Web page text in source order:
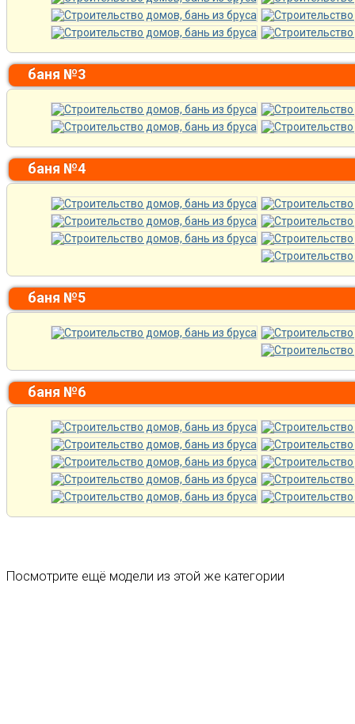
баня №3
баня №4
баня №5
баня №6
Посмотрите ещё модели из этой же категории